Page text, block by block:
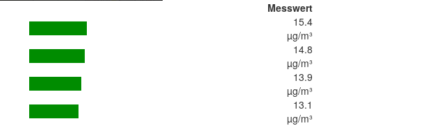
Messwert
15.4
µg/m³
14.8
µg/m³
13.9
µg/m³
13.1
µg/m³